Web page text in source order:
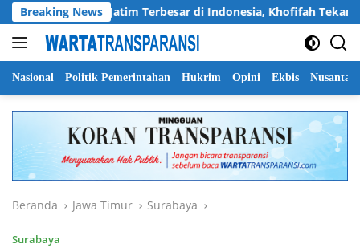
Langsung
ke
konten
Breaking News
Pramuka Jatim Terbesar di Indonesia, Khofifah Tekankan
Nasional Politik Pemerintahan Hukrim Opini Ekbis Nusantara
Beranda Jawa Timur Surabaya
Surabaya